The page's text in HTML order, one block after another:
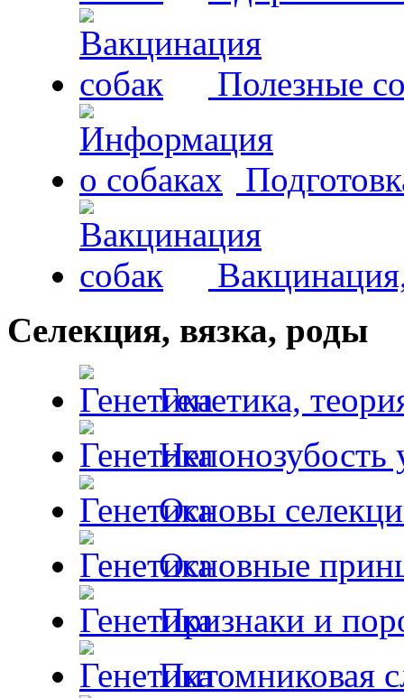
Полезные
Селекция, вязка, роды
Генетика,
Непонозубость
Основы
Основные
Признаки и
Питомниковая